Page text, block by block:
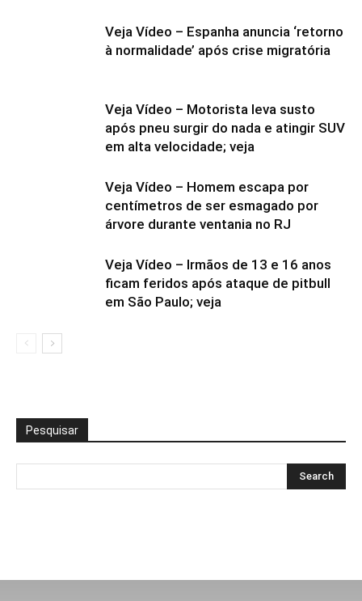
Veja Vídeo – Espanha anuncia ‘retorno
à normalidade’ após crise migratória
Veja Vídeo – Motorista leva susto
após pneu surgir do nada e atingir SUV
em alta velocidade; veja
Veja Vídeo – Homem escapa por
centímetros de ser esmagado por
árvore durante ventania no RJ
Veja Vídeo – Irmãos de 13 e 16 anos
ficam feridos após ataque de pitbull
em São Paulo; veja
Pesquisar